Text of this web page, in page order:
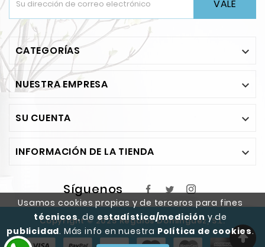
Usamos cookies propias y de terceros para fines
técnicos, deestadística/medicióny de
publicidad. Más info en nuestra Política de cookies.
VALE
CATEGORÍAS 
NUESTRA EMPRESA 
SU CUENTA 
INFORMACIÓN DE LA TIENDA 
Síguenos
Copyright © 2025 Regalos Dominguez, S.L.